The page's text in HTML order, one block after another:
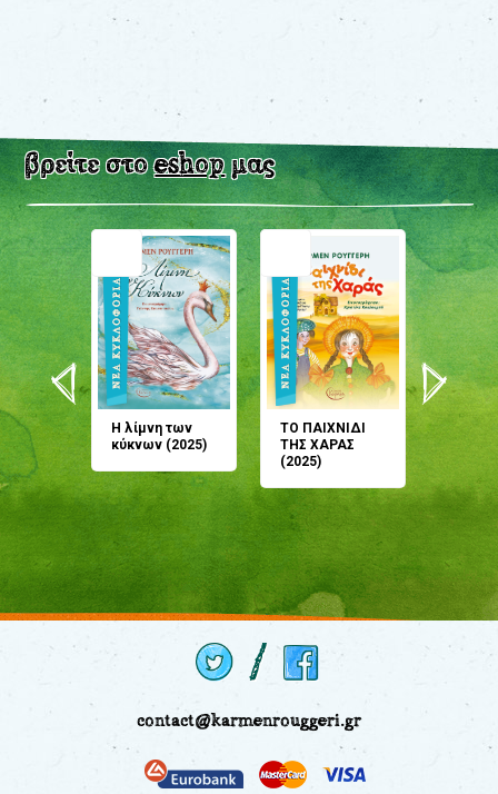
βρείτε στοeshopμας
Η λίμνη των
κύκνων (2025)
ΤΟ ΠΑΙΧΝΙΔΙ
ΤΗΣ ΧΑΡΑΣ
(2025)
μου;
(2024)
contact@karmenrouggeri.gr